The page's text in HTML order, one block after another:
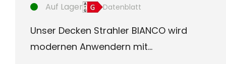
Auf Lager Datenblatt
Unser Decken Strahler BIANCO wird
modernen Anwendern mit